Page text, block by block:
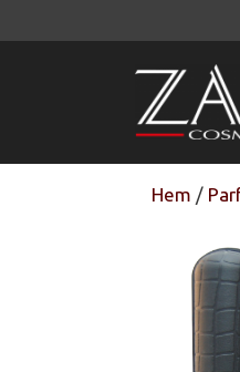
till
Hem /